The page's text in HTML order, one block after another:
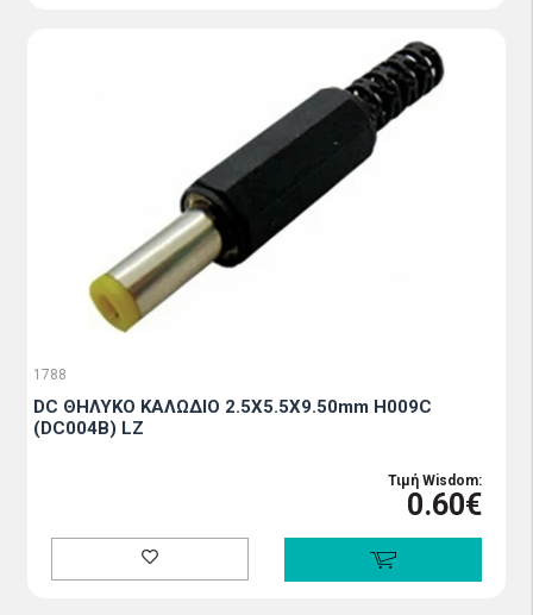
1788
DC ΘΗΛΥΚΟ ΚΑΛΩΔΙΟ 2.5X5.5X9.50mm H009C
(DC004B) LZ
Τιμή Wisdom:
0.60€